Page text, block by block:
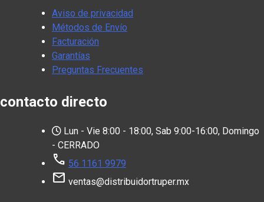
Aviso de privacidad
Métodos de Envío
Facturación
Garantías
Preguntas Frecuentes
contacto directo
Lun - Vie 8:00 - 18:00, Sab 9:00-16:00, Domingo
- CERRADO
call 56 1161 9979
mail ventas@distribuidortruper.mx